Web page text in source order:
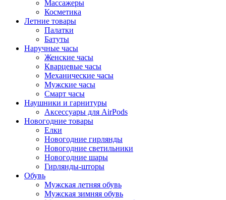
Массажеры
Косметика
Летние товары
Палатки
Батуты
Наручные часы
Женские часы
Кварцевые часы
Механические часы
Мужские часы
Смарт часы
Наушники и гарнитуры
Аксессуары для AirPods
Новогодние товары
Елки
Новогодние гирлянды
Новогодние светильники
Новогодние шары
Гирлянды-шторы
Обувь
Мужская летняя обувь
Мужская зимняя обувь